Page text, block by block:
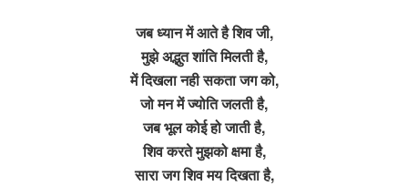
जब ध्यान में आते है शिव जी,
मुझे अद्भुत शांति मिलती है,
में दिखला नही सकता जग को,
जो मन में ज्योति जलती है,
जब भूल कोई हो जाती है,
शिव करते मुझको क्षमा है,
सारा जग शिव मय दिखता है,